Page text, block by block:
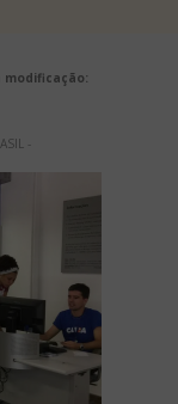
modificação:
-